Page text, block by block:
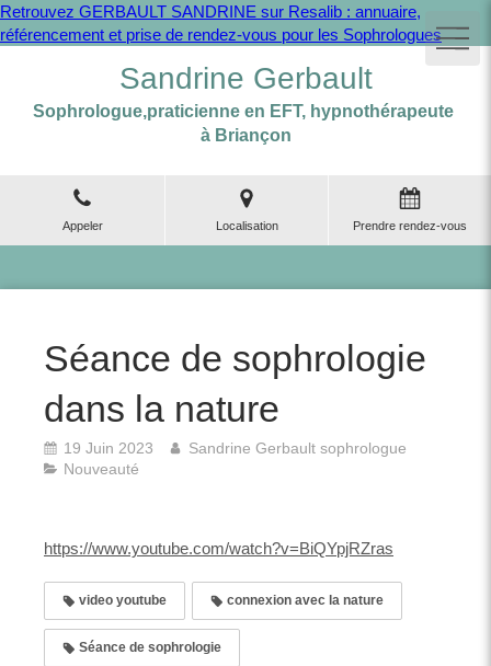
Retrouvez GERBAULT SANDRINE sur Resalib : annuaire,
référencement et prise de rendez-vous pour les Sophrologues
Sandrine Gerbault
Sophrologue,praticienne en EFT, hypnothérapeute
à Briançon
Appeler Localisation Prendre rendez-vous
Séance de sophrologie
dans la nature
19 Juin 2023
Sandrine Gerbault sophrologue
Nouveauté
https://www.youtube.com/watch?v=BiQYpjRZras
video youtube connexion avec la nature
Séance de sophrologie